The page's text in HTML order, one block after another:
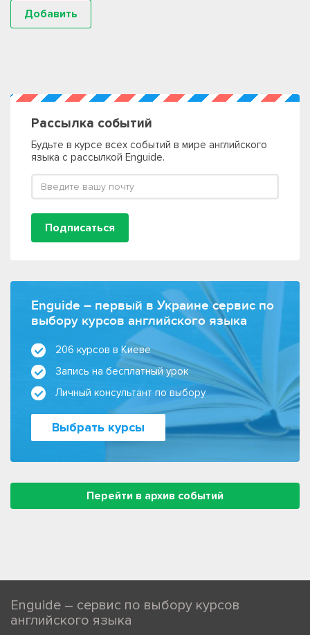
Рассылка событий
Будьте в курсе всех событий в мире английского
языка с рассылкой Enguide.
Подписаться
Enguide – первый в Украине сервис по
выбору курсов английского языка
206 курсов в Киеве
Запись на бесплатный урок
Личный консультант по выбору
Выбрать курсы
Перейти в архив событий
Enguide – сервис по выбору курсов
английского языка